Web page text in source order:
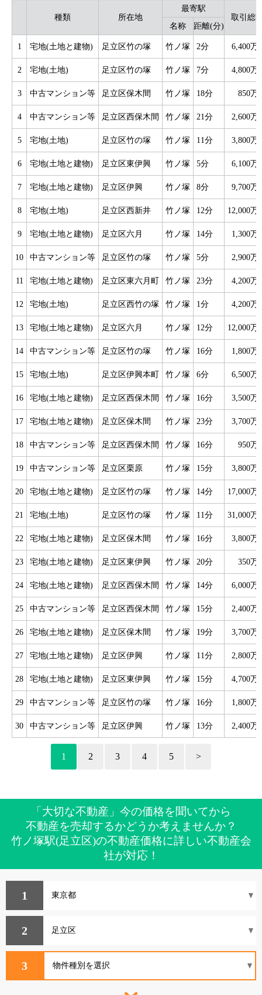
種類 所在地
最寄駅
取引総
名称
距離(分)
1 宅地(土地と建物) 足立区竹の塚 竹ノ塚 2分 6,400万
2 宅地(土地) 足立区竹の塚 竹ノ塚 7分 4,800万
3 中古マンション等 足立区保木間 竹ノ塚 18分 850万
4 中古マンション等 足立区西保木間 竹ノ塚 21分 2,600万
5 宅地(土地) 足立区竹の塚 竹ノ塚 11分 3,800万
6 宅地(土地と建物) 足立区東伊興 竹ノ塚 5分 6,100万
7 宅地(土地と建物) 足立区伊興 竹ノ塚 8分 9,700万
8 宅地(土地) 足立区西新井 竹ノ塚 12分 12,000万
9 宅地(土地と建物) 足立区六月 竹ノ塚 14分 1,300万
10 中古マンション等 足立区竹の塚 竹ノ塚 5分 2,900万
11 宅地(土地と建物) 足立区東六月町 竹ノ塚 23分 4,200万
12 宅地(土地) 足立区西竹の塚 竹ノ塚 1分 4,200万
13 宅地(土地と建物) 足立区六月 竹ノ塚 12分 12,000万
14 中古マンション等 足立区竹の塚 竹ノ塚 16分 1,800万
15 宅地(土地) 足立区伊興本町 竹ノ塚 6分 6,500万
16 宅地(土地と建物) 足立区西保木間 竹ノ塚 16分 3,500万
17 宅地(土地と建物) 足立区保木間 竹ノ塚 23分 3,700万
18 中古マンション等 足立区西保木間 竹ノ塚 16分 950万
19 中古マンション等 足立区栗原 竹ノ塚 15分 3,800万
20 宅地(土地と建物) 足立区竹の塚 竹ノ塚 14分 17,000万
21 宅地(土地) 足立区竹の塚 竹ノ塚 11分 31,000万
22 宅地(土地と建物) 足立区保木間 竹ノ塚 16分 3,800万
23 宅地(土地と建物) 足立区東伊興 竹ノ塚 20分 350万
24 宅地(土地と建物) 足立区西保木間 竹ノ塚 14分 6,000万
25 中古マンション等 足立区西保木間 竹ノ塚 15分 2,400万
26 宅地(土地と建物) 足立区保木間 竹ノ塚 19分 3,700万
27 宅地(土地と建物) 足立区伊興 竹ノ塚 11分 2,800万
28 宅地(土地と建物) 足立区東伊興 竹ノ塚 15分 4,700万
29 中古マンション等 足立区竹の塚 竹ノ塚 16分 1,800万
30 中古マンション等 足立区伊興 竹ノ塚 13分 2,400万
1 2 3 4 5 >
「大切な不動産」今の価格を聞いてから
不動産を売却するかどうか考えませんか？
竹ノ塚駅(足立区)の不動産価格に詳しい不動産会
社が対応！
1
2
3